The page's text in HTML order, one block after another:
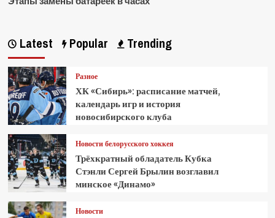
Latest Popular Trending
Разное
ХК «Сибирь»: расписание матчей,
календарь игр и история
новосибирского клуба
Новости белорусского хоккея
Трёхкратный обладатель Кубка
Стэнли Сергей Брылин возглавил
минское «Динамо»
Новости